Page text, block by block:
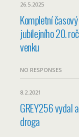
26.5.2025
Kompletní
jubilejního 20.
venku
NO RESPONSES
8.2.2021
GREY256 vydal
droga